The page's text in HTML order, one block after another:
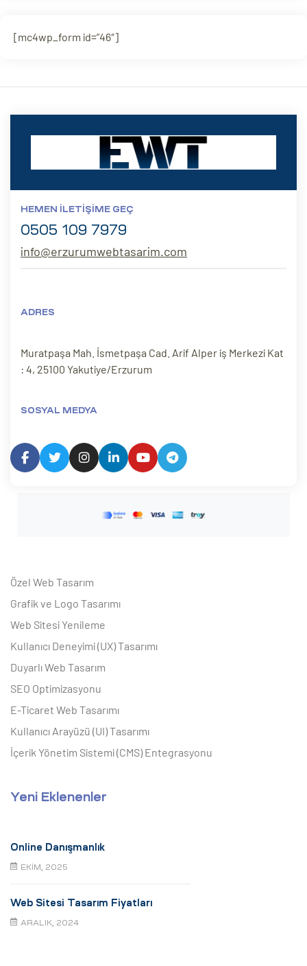
[mc4wp_form id=”46″]
HEMEN İLETIŞIME GEÇ
0505 109 7979
info@erzurumwebtasarim.com
ADRES
Muratpaşa Mah. İsmetpaşa Cad. Arif Alper iş Merkezi Kat
: 4, 25100 Yakutiye/Erzurum
SOSYAL MEDYA
Özel Web Tasarım
Grafik ve Logo Tasarımı
Web Sitesi Yenileme
Kullanıcı Deneyimi (UX) Tasarımı
Duyarlı Web Tasarım
SEO Optimizasyonu
E-Ticaret Web Tasarımı
Kullanıcı Arayüzü (UI) Tasarımı
İçerik Yönetim Sistemi (CMS) Entegrasyonu
Yeni Eklenenler
Online Danışmanlık
EKIM, 2025
Web Sitesi Tasarım Fiyatları
ARALIK, 2024